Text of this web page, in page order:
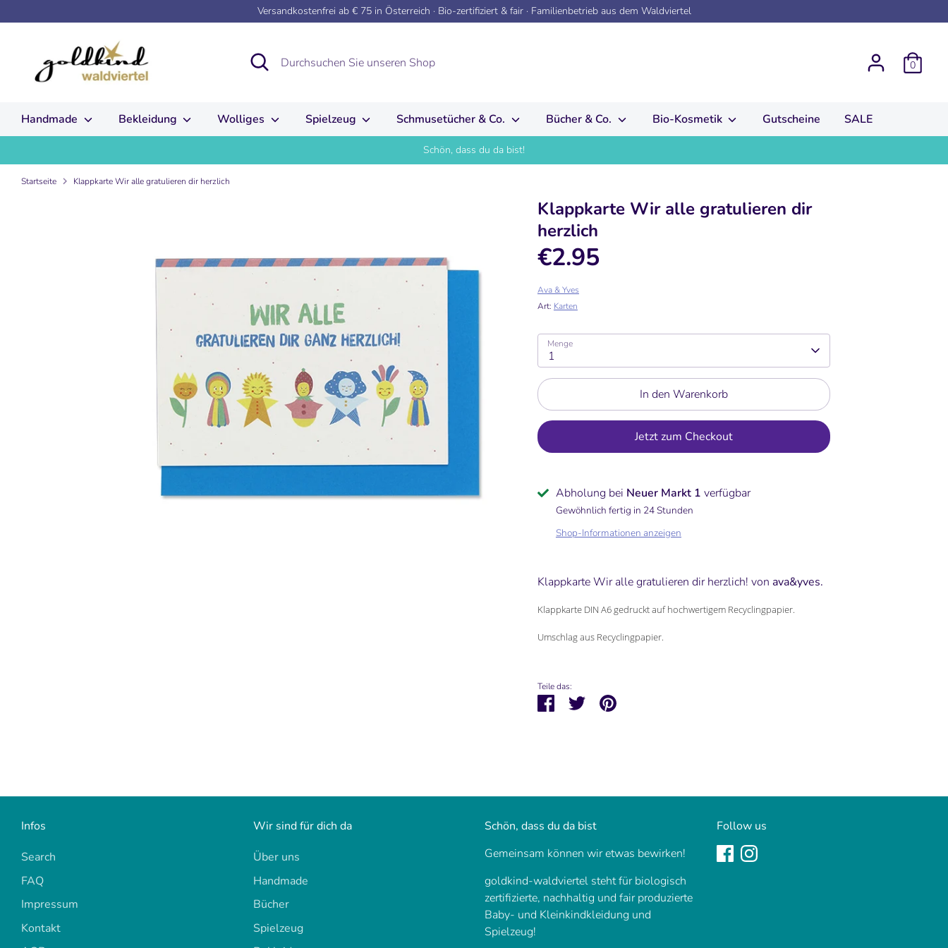
zum
Versandkostenfrei ab € 75 in Österreich · Bio-zertifiziert & fair · Familienbetrieb aus dem Waldviertel
Suchen
Durchsuchen
Sie
0
Handmade Bekleidung Wolliges Spielzeug Schmusetücher & Co. Bücher & Co. Bio-Kosmetik Gutscheine SALE
Schön, dass du da bist!
Startseite Klappkarte Wir alle gratulieren dir herzlich
Klappkarte Wir alle gratulieren dir
herzlich
€2.95
Ava & Yves
Art: Karten
Menge
1
In den Warenkorb
Jetzt zum Checkout
Abholung bei Neuer Markt 1 verfügbar
Gewöhnlich fertig in 24 Stunden
Shop-Informationen anzeigen
Klappkarte Wir alle gratulieren dir herzlich! von ava&yves.
Klappkarte DIN A6 gedruckt auf hochwertigem Recyclingpapier.
Umschlag aus Recyclingpapier.
Teile das:
TeilenTwitternPinnen
Infos
Search
FAQ
Impressum
Kontakt
Wir sind für dich da
Über uns
Handmade
Bücher
Spielzeug
Schön, dass du da bist
Gemeinsam können wir etwas bewirken!
goldkind-waldviertel steht für biologisch
zertifizierte, nachhaltig und fair produzierte
Baby- und Kleinkindkleidung und
Spielzeug!
Follow us